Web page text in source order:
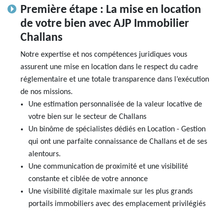
DEVENIR FRANCHISÉ
AJP Actualités
Service Qualité Clients
Première étape : La mise en location
de votre bien avec AJP Immobilier
Challans
Notre expertise et nos compétences juridiques vous
assurent une mise en location dans le respect du cadre
réglementaire et une totale transparence dans l’exécution
de nos missions.
Une estimation personnalisée de la valeur locative de
votre bien sur le secteur de Challans
Un binôme de spécialistes dédiés en Location - Gestion
qui ont une parfaite connaissance de Challans et de ses
alentours.
Une communication de proximité et une visibilité
constante et ciblée de votre annonce
Une visibilité digitale maximale sur les plus grands
portails immobiliers avec des emplacement privilégiés